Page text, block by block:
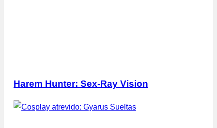
Harem Hunter: Sex-Ray Vision